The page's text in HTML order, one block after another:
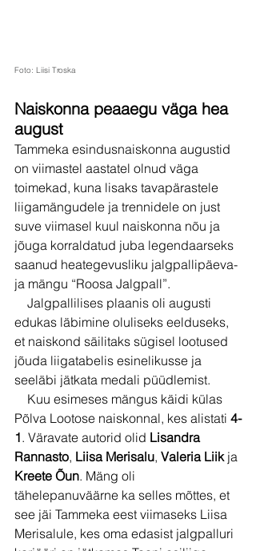
Foto: Liisi Troska
Naiskonna peaaegu väga hea
august
Tammeka esindusnaiskonna augustid
on viimastel aastatel olnud väga
toimekad, kuna lisaks tavapärastele
liigamängudele ja trennidele on just
suve viimasel kuul naiskonna nõu ja
jõuga korraldatud juba legendaarseks
saanud heategevusliku jalgpallipäeva-
ja mängu “Roosa Jalgpall”.
Jalgpallilises plaanis oli augusti
edukas läbimine oluliseks eelduseks,
et naiskond säilitaks sügisel lootused
jõuda liigatabelis esinelikusse ja
seeläbi jätkata medali püüdlemist.
Kuu esimeses mängus käidi külas
Põlva Lootose naiskonnal, kes alistati 4-
1. Väravate autorid olid Lisandra
Rannasto, Liisa Merisalu, Valeria Liik ja
Kreete Õun. Mäng oli
tähelepanuväärne ka selles mõttes, et
see jäi Tammeka eest viimaseks Liisa
Merisalule, kes oma edasist jalgpalluri